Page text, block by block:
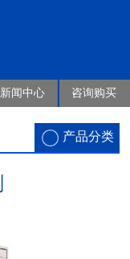
新闻中心 咨询购买
产品分类